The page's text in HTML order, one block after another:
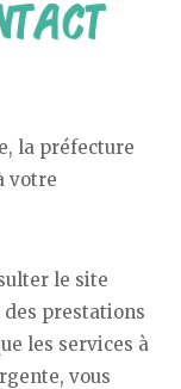
la préfecture
votre
le site
des prestations
les services à
vous